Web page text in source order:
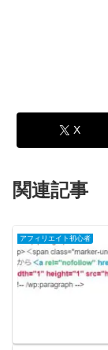
X
関連記事
アフィリエイト初心者